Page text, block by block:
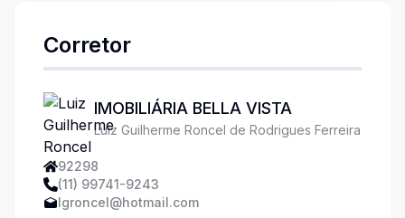
Corretor
IMOBILIÁRIA BELLA VISTA
Luiz Guilherme Roncel de Rodrigues Ferreira
92298
(11) 99741-9243
lgroncel@hotmail.com